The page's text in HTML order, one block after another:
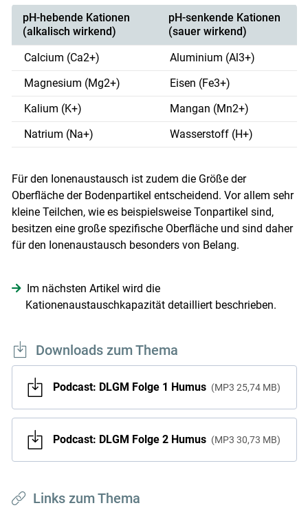
pH-hebende Kationen
(alkalisch wirkend)
pH-senkende Kationen
(sauer wirkend)
Calcium (Ca2+)
Aluminium (Al3+)
Magnesium (Mg2+)
Eisen (Fe3+)
Kalium (K+)
Mangan (Mn2+)
Natrium (Na+)
Wasserstoff (H+)
Für den Ionenaustausch ist zudem die Größe der
Oberfläche der Bodenpartikel entscheidend. Vor allem sehr
kleine Teilchen, wie es beispielsweise Tonpartikel sind,
besitzen eine große spezifische Oberfläche und sind daher
für den Ionenaustausch besonders von Belang.
Im nächsten Artikel wird die
Kationenaustauschkapazität detailliert beschrieben.
Downloads zum Thema
Podcast: DLGM Folge 1 Humus MP3 25,74 MB
Podcast: DLGM Folge 2 Humus MP3 30,73 MB
Links zum Thema